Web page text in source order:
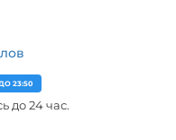
23:50
до 24 час.